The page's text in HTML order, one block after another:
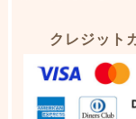
クレジット